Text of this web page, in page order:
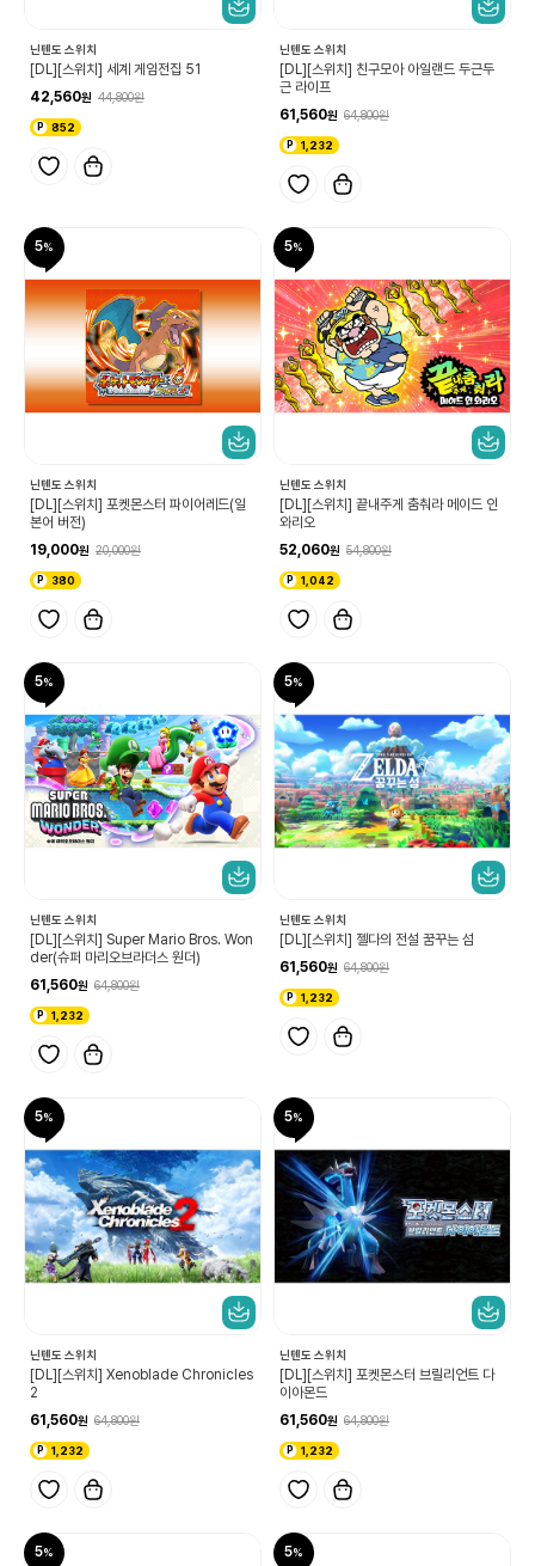
닌텐도 스위치
[DL][스위치] 세계 게임전집 51
42,560
44,800
852
닌텐도 스위치
[DL][스위치] 친구모아 아일랜드 두근두
근 라이프
61,560
64,800
1,232
5
닌텐도 스위치
[DL][스위치] 포켓몬스터 파이어레드(일
본어 버전)
19,000
20,000
380
5
닌텐도 스위치
[DL][스위치] 끝내주게 춤춰라 메이드 인
와리오
52,060
54,800
1,042
5
닌텐도 스위치
[DL][스위치] Super Mario Bros. Won
der(슈퍼 마리오브라더스 원더)
61,560
64,800
1,232
5
닌텐도 스위치
[DL][스위치] 젤다의 전설 꿈꾸는 섬
61,560
64,800
1,232
5
닌텐도 스위치
[DL][스위치] Xenoblade Chronicles
2
61,560
64,800
1,232
5
닌텐도 스위치
[DL][스위치] 포켓몬스터 브릴리언트 다
이아몬드
61,560
64,800
1,232
5 5